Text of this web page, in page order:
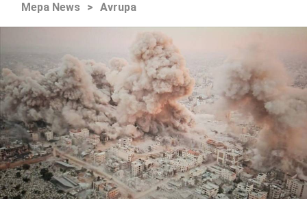
Mepa News > Avrupa